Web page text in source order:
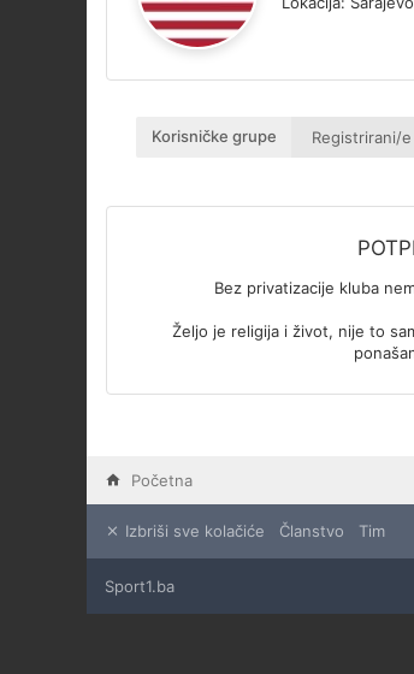
Korisničke grupe
Bez privatizacije kluba
Željo je religija i život, nije to
Početna
Izbriši sve kolačiće Članstvo Tim
Sport1.ba